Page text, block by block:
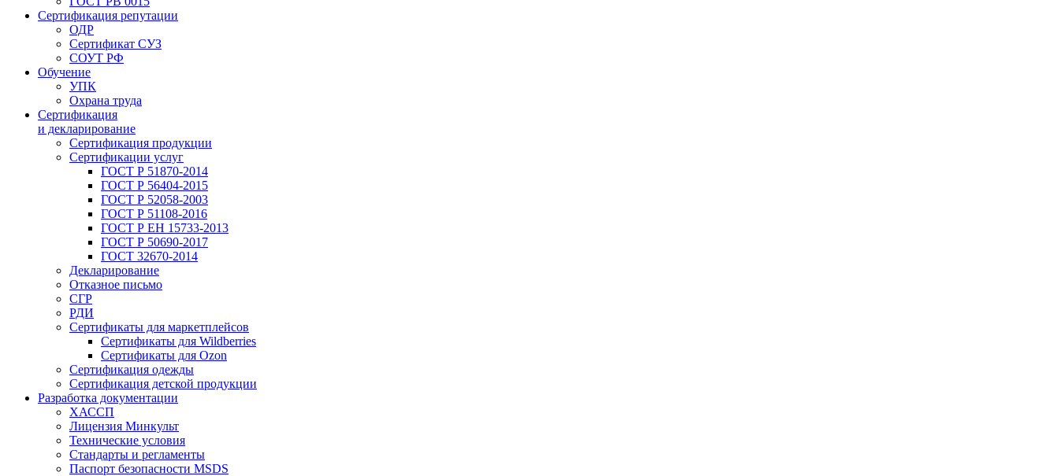
Сертификация репутации
ОДР
Сертификат СУЗ
СОУТ РФ
Обучение
УПК
Охрана труда
Сертификация
и декларирование
Сертификация продукции
Сертификации услуг
ГОСТ Р 51870-2014
ГОСТ Р 56404-2015
ГОСТ Р 52058-2003
ГОСТ Р 51108-2016
ГОСТ Р ЕН 15733-2013
ГОСТ Р 50690-2017
ГОСТ 32670-2014
Декларирование
Отказное письмо
СГР
РДИ
Сертификаты для маркетплейсов
Сертификаты для Wildberries
Сертификаты для Ozon
Сертификация одежды
Сертификация детской продукции
Разработка документации
ХАССП
Лицензия Минкульт
Технические условия
Стандарты и регламенты
Паспорт безопасности MSDS